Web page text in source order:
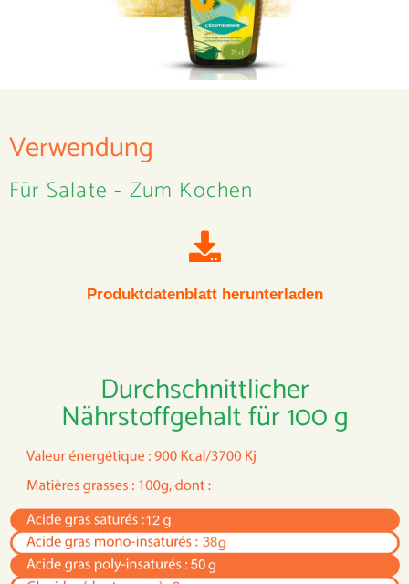
Verwendung
Für Salate - Zum Kochen
Produktdatenblatt herunterladen
Durchschnittlicher
Nährstoffgehalt für 100 g